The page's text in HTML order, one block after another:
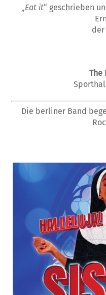
Eat it“ geschrieben
der
The
Die berliner Band